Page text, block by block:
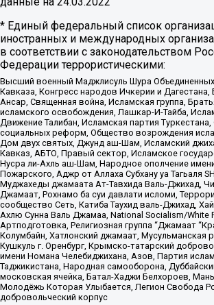
* Единый федеральный список
иностранных и международных
в соответствии с законодательством
Федерации террористическими:
Высший военный Маджлисуль Шура
Кавказа, Конгресс народов Ичкерии и Дагестана,
Ансар, Священная война, Исламская группа,
исламского освобождения, Лашкар-И-Тайба,
Движение Талибан, Исламская партия
социальных реформ, Общество возрождения
Дом двух святых, Джунд аш-Шам, Исламский
Кавказ, АБТО, Правый сектор, Исламское
Нусра ли-Ахль аш-Шам, Народное ополчение
Пожарского, Аджр от Аллаха Субхану уа Тагьаля
Муджахеды джамаата Ат-Тавхида Валь-Джихад,
Джамаат, Рохнамо ба суи давлати исломи,
сообщество Сеть, Катиба Таухид валь-Джихад,
Ахлю Сунна Валь Джамаа, National Socialism/White
Артподготовка, Религиозная группа “Джамаат
Колумбайн, Хатлонский джамаат, Мусульманская
Кушкуль г. Оренбург, Крымско-татарский
имени Номана Челебиджихана, Азов, Партия
Таджикистана, Народная самооборона,
московская ячейка, Батал-Хаджи Белхороев,
Молодёжь Которая Улыбается, Легион Свобода
добровольческий корпус